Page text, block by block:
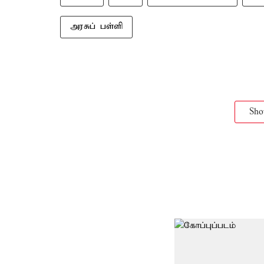
அரசுப் பள்ளி